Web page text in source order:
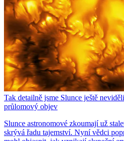
Tak detailně jsme Slunce ještě
průlomový objev
Slunce astronomové zkoumají už
skrývá řadu tajemství. Nyní vědci